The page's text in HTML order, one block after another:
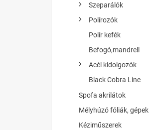
Szeparálók
Polírozók
Polír kefék
Befogó,mandrell
Acél kidolgozók
Black Cobra Line
Spofa akrilátok
Mélyhúzó fóliák, gépek
Kéziműszerek